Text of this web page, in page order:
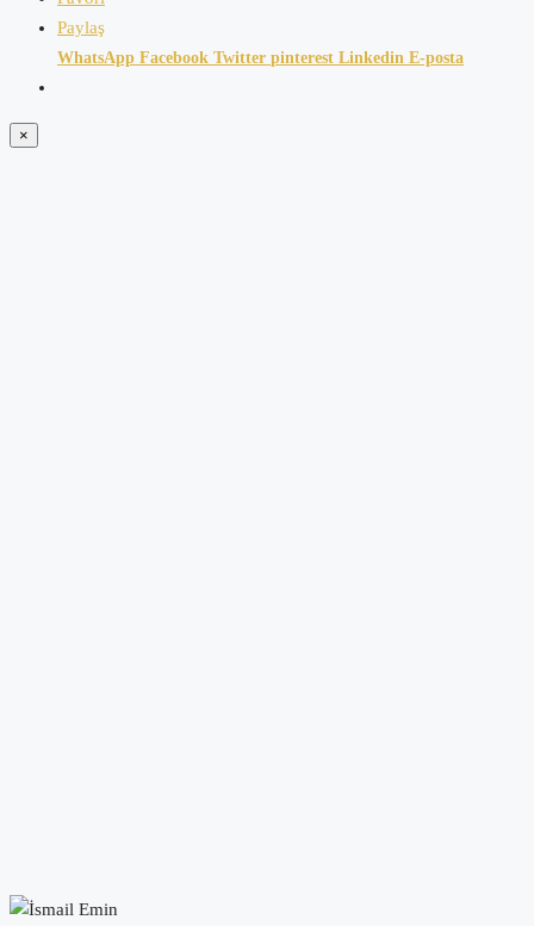
Paylaş
WhatsApp Facebook Twitter pinterest Linkedin E-posta
×